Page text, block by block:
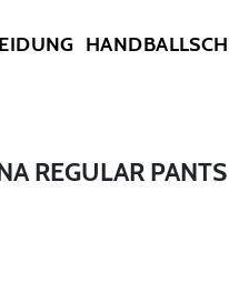
REGULAR PANTS